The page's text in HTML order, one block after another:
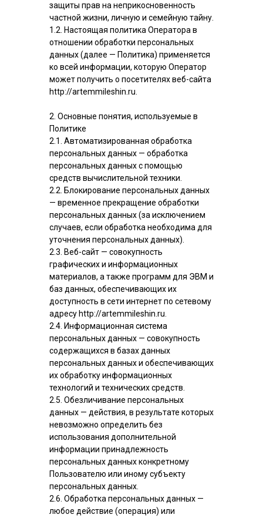
защиты прав на неприкосновенность
частной жизни, личную и семейную тайну.
1.2. Настоящая политика Оператора в
отношении обработки персональных
данных (далее — Политика) применяется
ко всей информации, которую Оператор
может получить о посетителях веб-сайта
http://artemmileshin.ru.
2. Основные понятия, используемые в
Политике
2.1. Автоматизированная обработка
персональных данных — обработка
персональных данных с помощью
средств вычислительной техники.
2.2. Блокирование персональных данных
— временное прекращение обработки
персональных данных (за исключением
случаев, если обработка необходима для
уточнения персональных данных).
2.3. Веб-сайт — совокупность
графических и информационных
материалов, а также программ для ЭВМ и
баз данных, обеспечивающих их
доступность в сети интернет по сетевому
адресу http://artemmileshin.ru.
2.4. Информационная система
персональных данных — совокупность
содержащихся в базах данных
персональных данных и обеспечивающих
их обработку информационных
технологий и технических средств.
2.5. Обезличивание персональных
данных — действия, в результате которых
невозможно определить без
использования дополнительной
информации принадлежность
персональных данных конкретному
Пользователю или иному субъекту
персональных данных.
2.6. Обработка персональных данных —
любое действие (операция) или